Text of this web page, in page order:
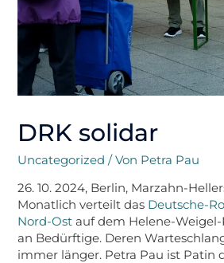
DRK solidar
Uncategorized / Von Petra Pau
26. 10. 2024, Berlin, Marzahn-
Monatlich verteilt das Deutsche-
Nord-Ost auf dem Helene-
an Bedürftige. Deren
immer länger. Petra Pau ist Patin